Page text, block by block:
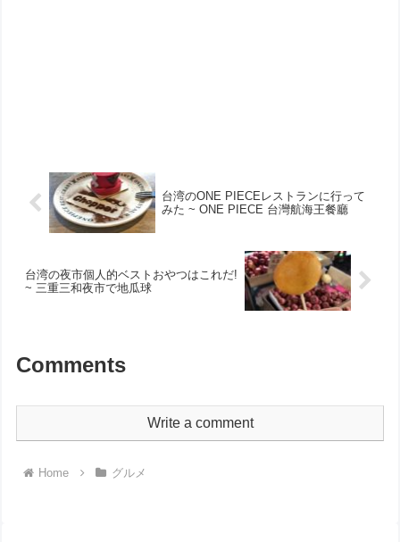
台湾のONE PIECEレストランに行って
みた ~ ONE PIECE 台灣航海王餐廳
台湾の夜市個人的ベストおやつはこれだ!
~ 三重三和夜市で地瓜球
Comments
Write a comment
Home グルメ